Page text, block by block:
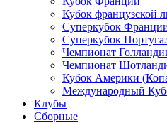
Кубок французской
Суперкубок
Суперкубок
Чемпионат
Чемпионат
Кубок Америки
Международный
Клубы
Сборные